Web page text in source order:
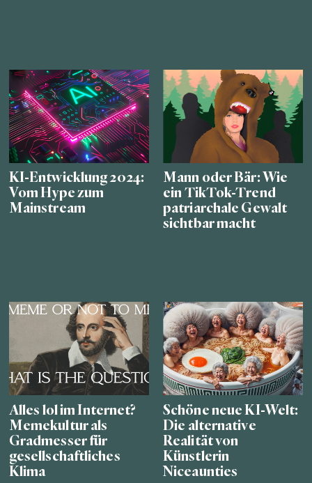
KI-Entwicklung 2024:
Vom Hype zum
Mainstream
Mann oder Bär: Wie
ein TikTok-Trend
patriarchale Gewalt
sichtbar macht
Alles lol im Internet?
Memekultur als
Gradmesser für
gesellschaftliches
Klima
Schöne neue KI-Welt:
Die alternative
Realität von
Künstlerin
Niceaunties